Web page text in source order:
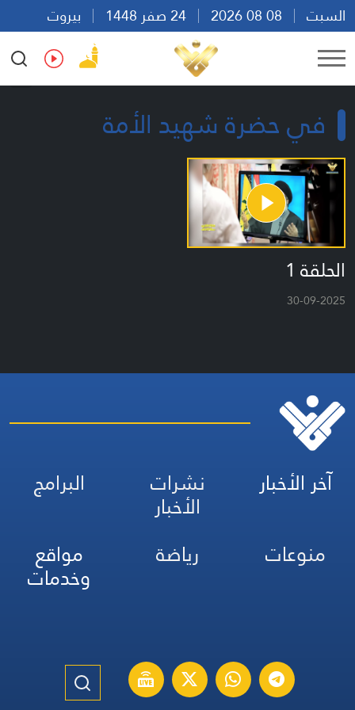
السبت
بيروت
00:16
Ar En Fr Es
في حضرة شهيد الأمة
الحلقة 1
30-09-2025
آخر الأخبار نشرات
الأخبار
البرامج
منوعات
رياضة مواقع
وخدمات